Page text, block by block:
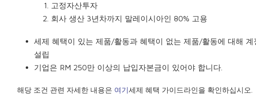
고정자산투자
회사 생산 3년차까지 말레이시아인 80% 고용
세제 혜택이 있는 제품/활동과 혜택이 없는 제품/활동에 대해
설립
기업은 RM 250만 이상의 납입자본금이 있어야 합니다.
해당 조건 관련 자세한 내용은 여기세제 혜택 가이드라인을 확인하십시오.